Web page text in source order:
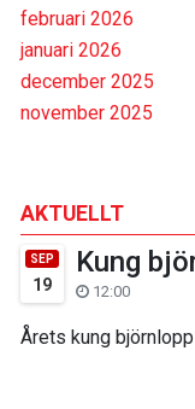
februari 2026
januari 2026
december 2025
november 2025
AKTUELLT
SEP
19
Kung
12:00
Årets kung björnlopp